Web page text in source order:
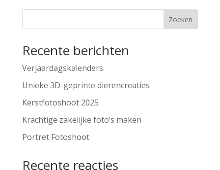
Zoeken
Recente berichten
Verjaardagskalenders
Unieke 3D-geprinte dierencreaties
Kerstfotoshoot 2025
Krachtige zakelijke foto’s maken
Portret Fotoshoot
Recente reacties